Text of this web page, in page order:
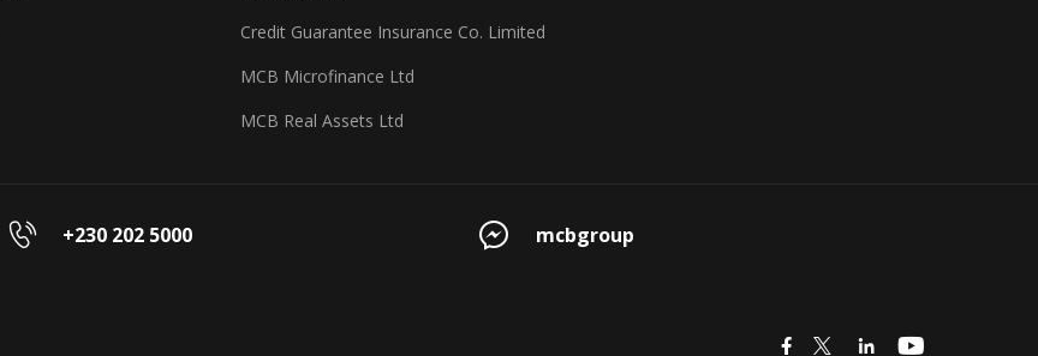
Credit Guarantee Insurance Co. Limited
MCB Microfinance Ltd
MCB Real Assets Ltd
+230 202 5000 mcbgroup
icon icon icon icon